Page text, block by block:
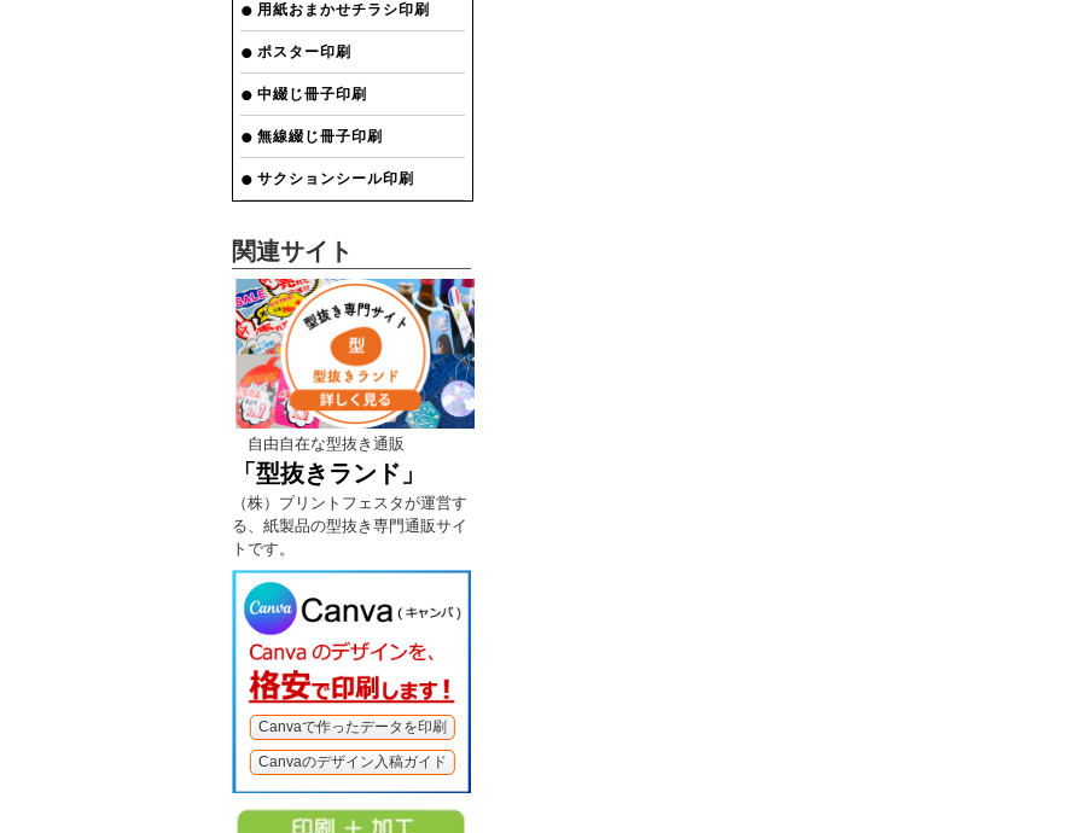
用紙おまかせチラシ印刷
ポスター印刷
中綴じ冊子印刷
無線綴じ冊子印刷
サクションシール印刷
関連サイト
自由自在な型抜き通販
「型抜きランド」
（株）プリントフェスタが運営す
る、紙製品の型抜き専門通販サイ
トです。
Canvaで作ったデータを印刷
Canvaのデザイン入稿ガイド